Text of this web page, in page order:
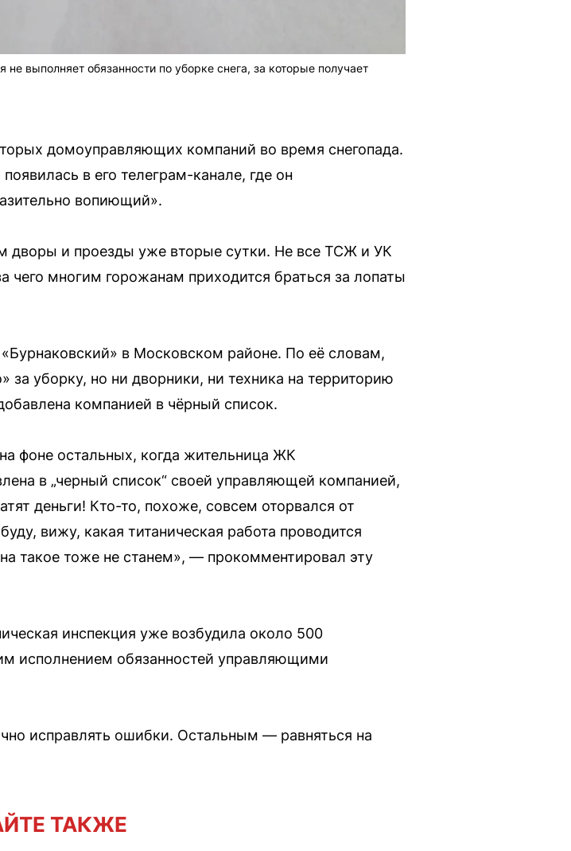
выполняет обязанности по уборке снега, за которые получает
домоуправляющих компаний во время снегопада.
в его телеграм-канале, где он
вопиющий».
дворы и проезды уже вторые сутки. Не все ТСЖ и УК
чего многим горожанам приходится браться за лопаты
в Московском районе. По её словам,
уборку, но ни дворники, ни техника на территорию
компанией в чёрный список.
фоне остальных, когда жительница ЖК
в „черный список“ своей управляющей компанией,
деньги! Кто-то, похоже, совсем оторвался от
вижу, какая титаническая работа проводится
такое тоже не станем», — прокомментировал эту
инспекция уже возбудила около 500
исполнением обязанностей управляющими
исправлять ошибки. Остальным — равняться на
ТАКЖЕ